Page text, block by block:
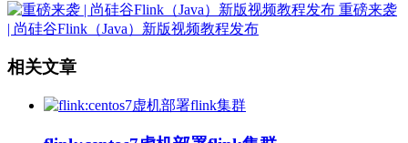
重磅来袭
| 尚硅谷Flink（Java）新版视频教程发布
相关文章